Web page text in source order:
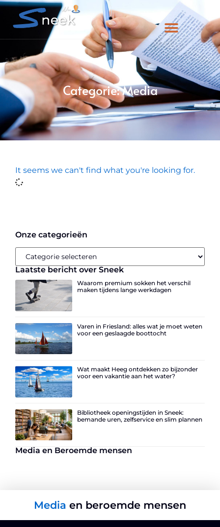
Categorie: Media
It seems we can't find what you're looking for.
Onze categorieën
Laatste bericht over Sneek
Waarom premium sokken het verschil
maken tijdens lange werkdagen
Varen in Friesland: alles wat je moet weten
voor een geslaagde boottocht
Wat maakt Heeg ontdekken zo bijzonder
voor een vakantie aan het water?
Bibliotheek openingstijden in Sneek:
bemande uren, zelfservice en slim plannen
Media en Beroemde mensen
Media en beroemde mensen